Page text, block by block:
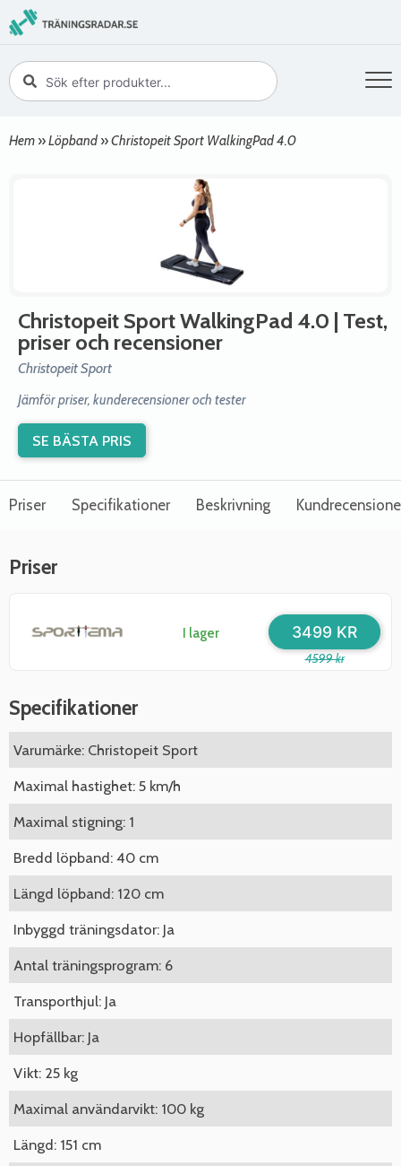
Hem »Löpband »Christopeit Sport WalkingPad 4.0
Christopeit Sport WalkingPad 4.0 | Test,
priser och recensioner
Christopeit Sport
Jämför priser, kunderecensioner och tester
SE BÄSTA PRIS
Priser Specifikationer Beskrivning
Priser
I lager
4599 kr
3499 KR
Specifikationer
Varumärke: Christopeit Sport
Maximal hastighet: 5 km/h
Maximal stigning: 1
Bredd löpband: 40 cm
Längd löpband: 120 cm
Inbyggd träningsdator: Ja
Antal träningsprogram: 6
Transporthjul: Ja
Hopfällbar: Ja
Vikt: 25 kg
Maximal användarvikt: 100 kg
Längd: 151 cm